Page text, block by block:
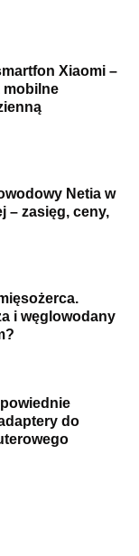
Xiaomi –
mobilne
Netia w
– zasięg, ceny,
i węglowodany
do